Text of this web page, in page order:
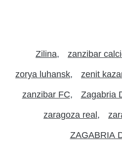
Zilina zanzibar
zorya luhansk zenit
zanzibar FC Zagabria
zaragoza real
ZAGABRIA